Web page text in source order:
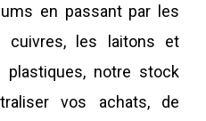
en passant par les
cuivres, les laitons et
notre stock
vos achats, de